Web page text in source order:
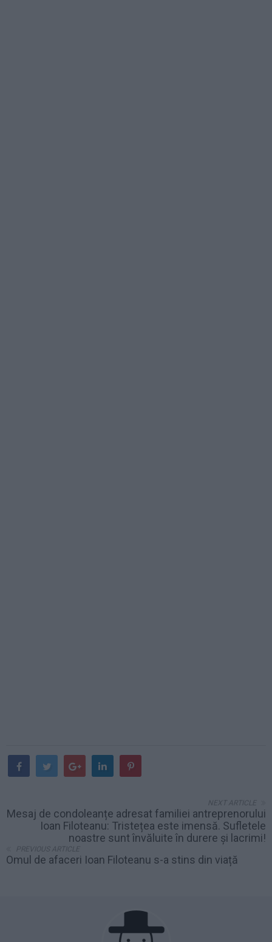
NEXT ARTICLE
Mesaj de condoleanțe adresat familiei antreprenorului
Ioan Filoteanu: Tristețea este imensă. Sufletele
noastre sunt învăluite în durere și lacrimi!
PREVIOUS ARTICLE
Omul de afaceri Ioan Filoteanu s-a stins din viață